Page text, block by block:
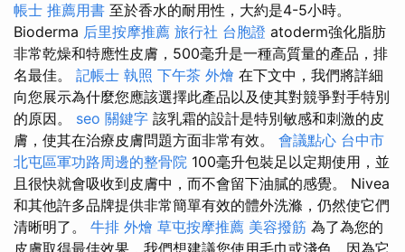
帳士 推薦用書 至於香水的耐用性，大約是4-5小時。
Bioderma 后里按摩推薦 旅行社 台胞證 atoderm強化脂肪
非常乾燥和特應性皮膚，500毫升是一種高質量的產品，排
名最佳。 記帳士 執照 下午茶 外燴 在下文中，我們將詳細
向您展示為什麼您應該選擇此產品以及使其對競爭對手特別
的原因。 seo 關鍵字 該乳霜的設計是特別敏感和刺激的皮
膚，使其在治療皮膚問題方面非常有效。 會議點心 台中市
北屯區軍功路周邊的整骨院 100毫升包裝足以定期使用，並
且很快就會吸收到皮膚中，而不會留下油膩的感覺。 Nivea
和其他許多品牌提供非常簡單有效的體外洗滌，仍然使它們
清晰明了。 牛排 外燴 草屯按摩推薦 美容撥筋 為了為您的
皮膚取得最佳效果，我們想建議您使用毛巾或淺色，因為它